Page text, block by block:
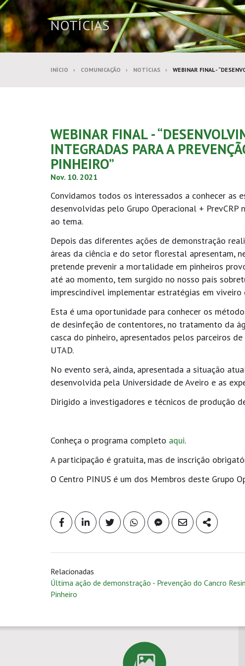
NOTÍCIAS
INÍCIO COMUNICAÇÃO NOTÍCIAS WEBINAR FINAL -
WEBINAR FINAL -
INTEGRADAS PARA A
PINHEIRO”
Nov. 10. 2021
Convidamos todos os interessados a conhecer as
desenvolvidas pelo Grupo Operacional +
ao tema.
Depois das diferentes ações de demonstração
áreas da ciência e do setor florestal apresentam,
pretende prevenir a mortalidade em pinheiros
até ao momento, tem surgido no nosso país
imprescindível implementar estratégias em
Esta é uma oportunidade para conhecer os
de desinfeção de contentores, no tratamento da
casca do pinheiro, apresentados pelos parceiros
UTAD.
No evento será, ainda, apresentada a situação
desenvolvida pela Universidade de Aveiro e as
Dirigido a investigadores e técnicos de produção
Conheça o programa completo aqui.
A participação é gratuita, mas de inscrição
​​O Centro PINUS é um dos Membros deste Grupo
Relacionadas
Última ação de demonstração - Prevenção do Cancro
Pinheiro